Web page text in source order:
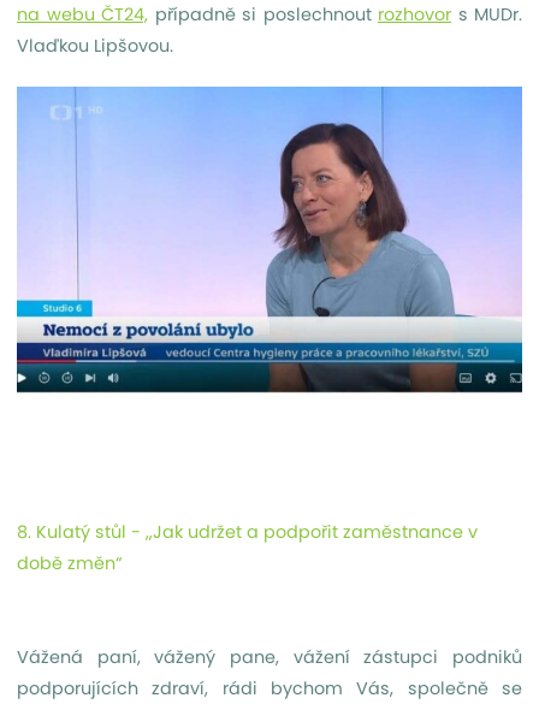
na webu ČT24, případně si poslechnout rozhovor s MUDr.
Vlaďkou Lipšovou.
8. Kulatý stůl - „Jak udržet a podpořit zaměstnance v
době změn“
Vážená paní, vážený pane, vážení zástupci podniků
podporujících zdraví, rádi bychom Vás, společně se